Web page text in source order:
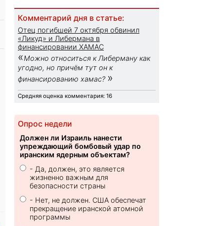
Комментарий дня в статье:
Отец погибшей 7 октября обвинил
«Ликуд» и Либермана в
финансировании ХАМАС
«Можно относиться к Либерману как
угодно, но причём тут он к
финансированию хамас? »
Средняя оценка комментария: 16
Опрос недели
Должен ли Израиль нанести
упреждающий бомбовый удар по
иранским ядерным объектам?
- Да, должен, это является
жизненно важным для
безопасности страны
- Нет, не должен. США обеспечат
прекращение иранской атомной
программы